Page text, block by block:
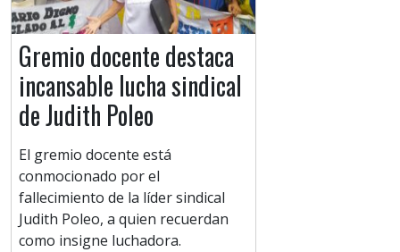
Gremio docente destaca
incansable lucha sindical
de Judith Poleo
El gremio docente está
conmocionado por el
fallecimiento de la líder sindical
Judith Poleo, a quien recuerdan
como insigne luchadora.